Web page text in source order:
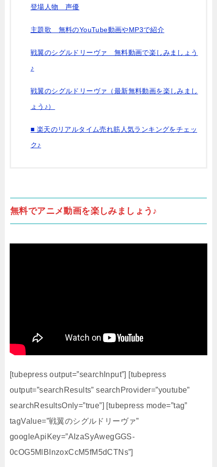
登場人物 声優
主題歌 無料のYouTube動画やMP3で紹介
戦翼のシグルドリーヴァ 無料動画で楽しみましょう
♪
戦翼のシグルドリーヴァ（最新無料動画を楽しみまし
ょう♪）
■ 楽天のリアルタイム売れ筋人気ランキングをチェッ
ク♪
無料でアニメ動画を楽しみましょう♪
[tubepress output=”searchInput”] [tubepress
output=”searchResults” searchProvider=”youtube”
searchResultsOnly=”true”] [tubepress mode=”tag”
tagValue=”戦翼のシグルドリーヴァ”
googleApiKey=”AIzaSyAwegGGS-
0cOG5MlBInzoxCcM5fM5dCTNs”]